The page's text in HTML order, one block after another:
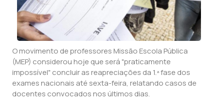
O movimento de professores Missão Escola Pública
(MEP) considerou hoje que será "praticamente
impossível" concluir as reapreciações da 1.ª fase dos
exames nacionais até sexta-feira, relatando casos de
docentes convocados nos últimos dias.